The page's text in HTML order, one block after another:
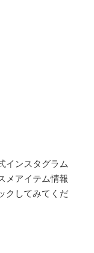
インスタグラム
メアイテム情報
クしてみてくだ